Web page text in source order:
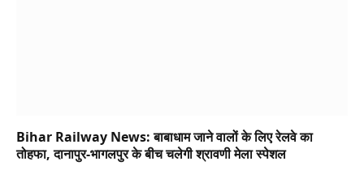
Bihar Railway News: बाबाधाम जाने वालों के लिए रेलवे का
तोहफा, दानापुर-भागलपुर के बीच चलेगी श्रावणी मेला स्पेशल